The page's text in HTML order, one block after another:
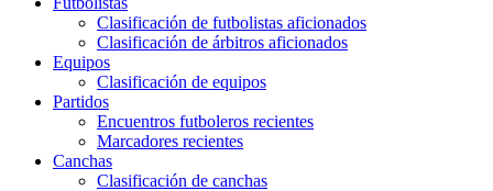
Clasificación de futbolistas aficionados
Clasificación de árbitros aficionados
Equipos
Clasificación de equipos
Partidos
Encuentros futboleros recientes
Marcadores recientes
Canchas
Clasificación de canchas